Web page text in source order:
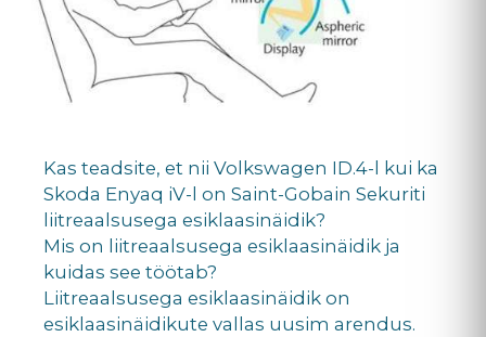
Kas teadsite, et nii Volkswagen ID.4-l kui ka
Skoda Enyaq iV-l on Saint-Gobain Sekuriti
liitreaalsusega esiklaasinäidik?
Mis on liitreaalsusega esiklaasinäidik ja
kuidas see töötab?
Liitreaalsusega esiklaasinäidik on
esiklaasinäidikute vallas uusim arendus.